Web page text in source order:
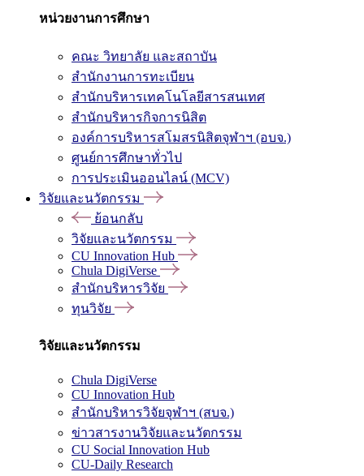
หน่วยงานการศึกษา
คณะ วิทยาลัย และสถาบัน
สำนักงานการทะเบียน
สำนักบริหารเทคโนโลยีสารสนเทศ
สำนักบริหารกิจการนิสิต
องค์การบริหารสโมสรนิสิตจุฬาฯ (อบจ.)
ศูนย์การศึกษาทั่วไป
การประเมินออนไลน์ (MCV)
วิจัยและนวัตกรรม
ย้อนกลับ
วิจัยและนวัตกรรม
CU Innovation Hub
Chula DigiVerse
สำนักบริหารวิจัย
ทุนวิจัย
วิจัยและนวัตกรรม
Chula DigiVerse
CU Innovation Hub
สำนักบริหารวิจัยจุฬาฯ (สบจ.)
ข่าวสารงานวิจัยและนวัตกรรม
CU Social Innovation Hub
CU-Daily Research